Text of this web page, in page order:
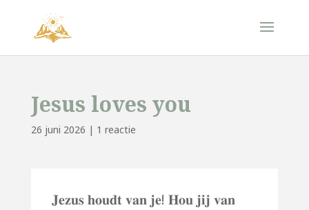
Jesus loves you
26 juni 2026 | 1 reactie
𝐉𝐞𝐳𝐮𝐬 𝐡𝐨𝐮𝐝𝐭 𝐯𝐚𝐧 𝐣𝐞! 𝐇𝐨𝐮 𝐣𝐢𝐣 𝐯𝐚𝐧